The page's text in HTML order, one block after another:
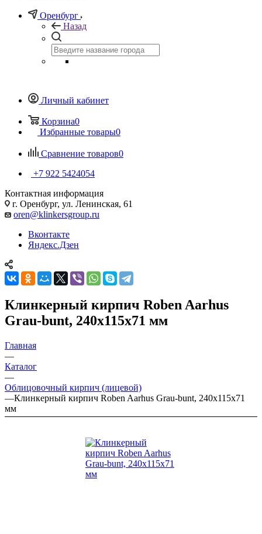
Оренбург
Назад
Личный кабинет
Корзина0
Избранные товары0
Сравнение товаров0
+7 922 5424054
Контактная информация
г. Оренбург, ул. Ленинская, 61
oren@klinkersgroup.ru
Вконтакте
Яндекс.Дзен
Клинкерный кирпич Roben Aarhus
Grau-bunt, 240х115х71 мм
Главная
—
Каталог
—
Облицовочный кирпич (лицевой)
—Клинкерный кирпич Roben Aarhus Grau-bunt, 240х115х71
мм